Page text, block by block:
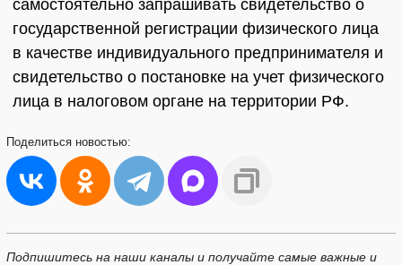
самостоятельно запрашивать свидетельство о
государственной регистрации физического лица
в качестве индивидуального предпринимателя и
свидетельство о постановке на учет физического
лица в налоговом органе на территории РФ.
Поделиться новостью:
Подпишитесь на наши каналы и получайте самые важные и